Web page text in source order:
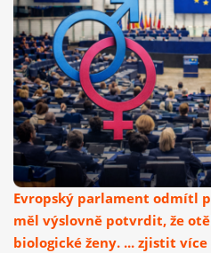
Evropský parlament odmítl
měl výslovně potvrdit, že
biologické ženy. ... zjistit více